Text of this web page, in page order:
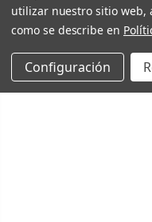
utilizar nuestro sitio web,
como se describe en
Configuración